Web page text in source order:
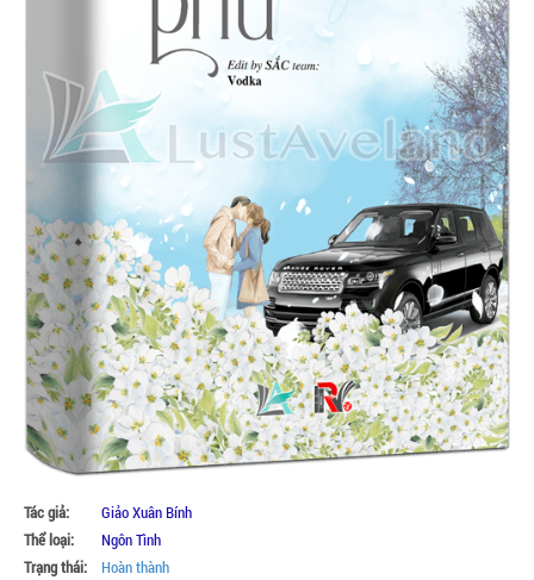
Tác giả:
Giảo Xuân Bính
Thể loại:
Ngôn Tình
Trạng thái:
Hoàn thành